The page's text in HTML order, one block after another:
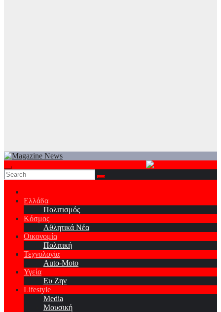
Ελλάδα
Πολιτισμός
Κόσμος
Αθλητικά Νέα
Οικονομία
Πολιτική
Τεχνολογία
Auto-Moto
Υγεία
Ευ Ζην
Lifestyle
Media
Μουσική